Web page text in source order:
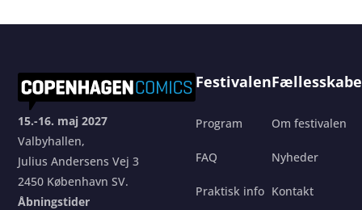
15.-16. maj 2027
Valbyhallen,
Julius Andersens Vej 3
2450 København SV.
Åbningstider
Festivalen
Program
FAQ
Praktisk info
Om festivalen
Nyheder
Kontakt